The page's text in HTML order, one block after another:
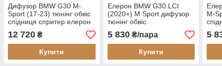
Дифузор BMW G30 M-
Sport (17-23) тюнінг обвіс
спідниця спритер елерон
12 720 ₴
Купити
Елерон BMW G30 LCI
(2020+) M Sport дифузор
тюнінг обвіс
5 830₴/пара
Купити
M-
5